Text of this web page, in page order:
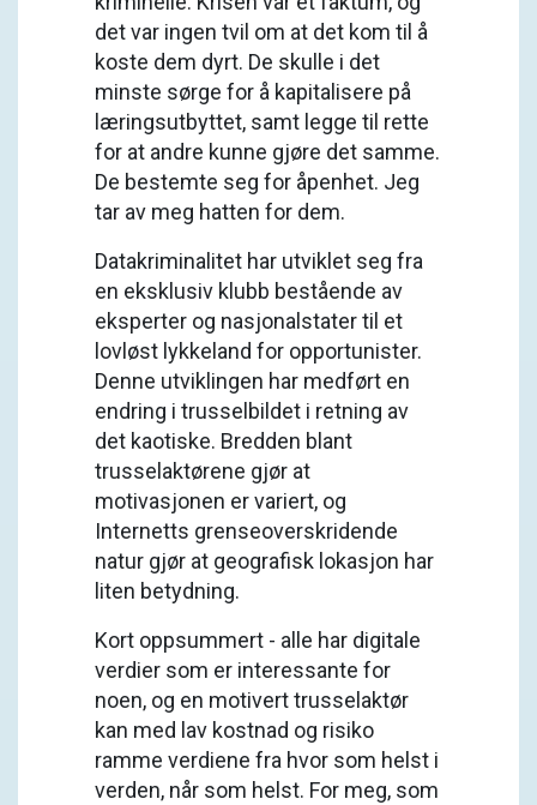
det var ingen tvil om at det kom til å
koste dem dyrt. De skulle i det
minste sørge for å kapitalisere på
læringsutbyttet, samt legge til rette
for at andre kunne gjøre det samme.
De bestemte seg for åpenhet. Jeg
tar av meg hatten for dem.
Datakriminalitet har utviklet seg fra
en eksklusiv klubb bestående av
eksperter og nasjonalstater til et
lovløst lykkeland for opportunister.
Denne utviklingen har medført en
endring i trusselbildet i retning av
det kaotiske. Bredden blant
trusselaktørene gjør at
motivasjonen er variert, og
Internetts grenseoverskridende
natur gjør at geografisk lokasjon har
liten betydning.
Kort oppsummert - alle har digitale
verdier som er interessante for
noen, og en motivert trusselaktør
kan med lav kostnad og risiko
ramme verdiene fra hvor som helst i
verden, når som helst. For meg, som